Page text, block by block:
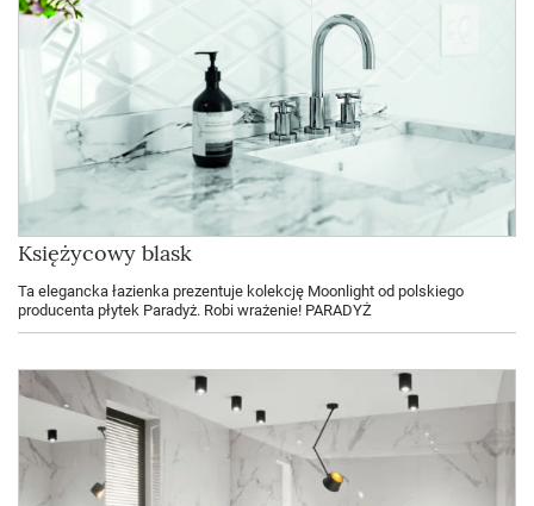
Księżycowy blask
Ta elegancka łazienka prezentuje kolekcję Moonlight od polskiego
producenta płytek Paradyż. Robi wrażenie! PARADYŻ